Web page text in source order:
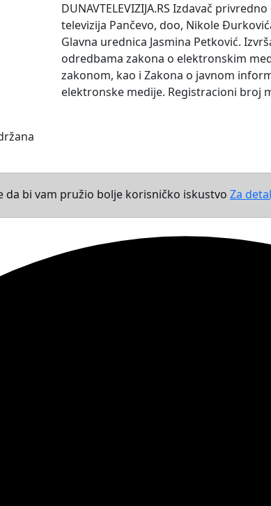
DUNAVTELEVIZIJA.RS Izdavač
televizija Pančevo, doo, Nikole
Glavna urednica Jasmina Petković.
odredbama zakona o elektronskim
zakonom, kao i Zakona o javnom
elektronske medije. Registracioni broj
da bi vam pružio bolje korisničko iskustvo Za